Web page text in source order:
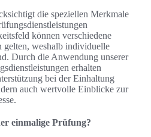
die speziellen Merkmale
können verschiedene
gelten, weshalb individuelle
Durch die Anwendung unserer
erhalten
bei der Einhaltung
auch wertvolle Einblicke zur
einmalige Prüfung?